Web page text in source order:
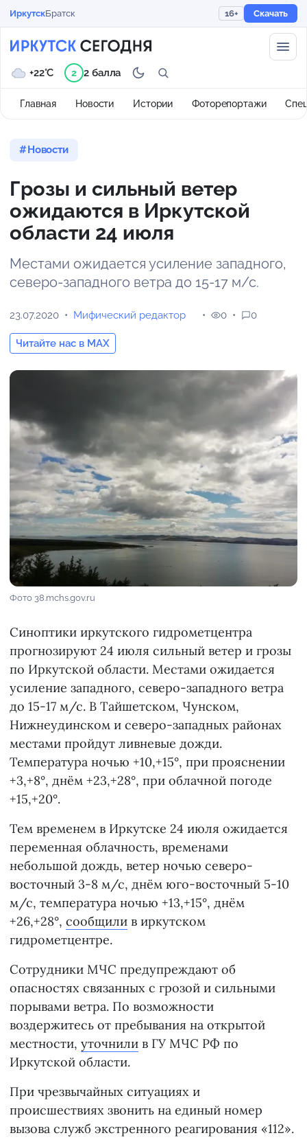
ИркутскБратск 16+ Скачать
Главная Новости Истории Фоторепортажи
+22°C 2 2 балла
Новости
Грозы и сильный ветер
ожидаются в Иркутской
области 24 июля
Местами ожидается усиление западного,
северо-западного ветра до 15-17 м/с.
23.07.2020 Мифический редактор
Читайте нас в MAX
0 0
Фото 38.mchs.gov.ru
Синоптики иркутского гидрометцентра
прогнозируют 24 июля сильный ветер и грозы
по Иркутской области. Местами ожидается
усиление западного, северо-западного ветра
до 15-17 м/с. В Тайшетском, Чунском,
Нижнеудинском и северо-западных районах
местами пройдут ливневые дожди.
Температура ночью +10,+15°, при прояснении
+3,+8°, днём +23,+28°, при облачной погоде
+15,+20°.
Тем временем в Иркутске 24 июля ожидается
переменная облачность, временами
небольшой дождь, ветер ночью северо-
восточный 3-8 м/с, днём юго-восточный 5-10
м/с, температура ночью +13,+15°, днём
+26,+28°, сообщили в иркутском
гидрометцентре.
Сотрудники МЧС предупреждают об
опасностях связанных с грозой и сильными
порывами ветра. По возможности
воздержитесь от пребывания на открытой
местности, уточнили в ГУ МЧС РФ по
Иркутской области.
При чрезвычайных ситуациях и
происшествиях звонить на единый номер
вызова служб экстренного реагирования «112».